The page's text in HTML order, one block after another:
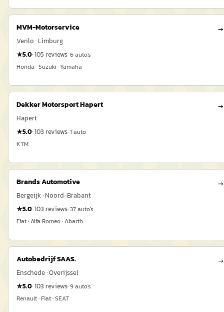
MVM-Motorservice →
Venlo · Limburg
★5.0·105 reviews·6auto's
Honda · Suzuki · Yamaha
Dekker Motorsport Hapert →
Hapert
★5.0·103 reviews·1 auto
KTM
Brands Automotive →
Bergeijk · Noord-Brabant
★5.0·103 reviews·37auto's
Fiat · Alfa Romeo · Abarth
Autobedrijf SAAS. →
Enschede · Overijssel
★5.0·103 reviews·9auto's
Renault · Fiat · SEAT